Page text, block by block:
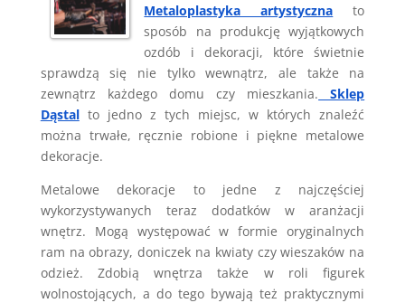
Metaloplastyka artystyczna to
sposób na produkcję wyjątkowych
ozdób i dekoracji, które świetnie
sprawdzą się nie tylko wewnątrz, ale także na
zewnątrz każdego domu czy mieszkania. Sklep
Dąstalto jedno z tych miejsc, w których znaleźć
można trwałe, ręcznie robione i piękne metalowe
dekoracje.
Metalowe dekoracje to jedne z najczęściej
wykorzystywanych teraz dodatków w aranżacji
wnętrz. Mogą występować w formie oryginalnych
ram na obrazy, doniczek na kwiaty czy wieszaków na
odzież. Zdobią wnętrza także w roli figurek
wolnostojących, a do tego bywają też praktycznymi